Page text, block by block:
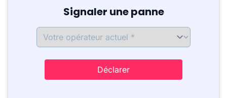
Signaler une panne
Déclarer